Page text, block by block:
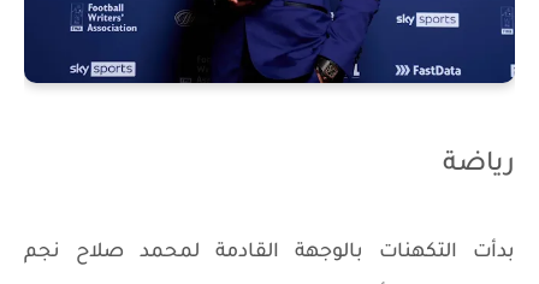
رياضة
بدأت التكهنات بالوجهة القادمة لمحمد صلاح نجم